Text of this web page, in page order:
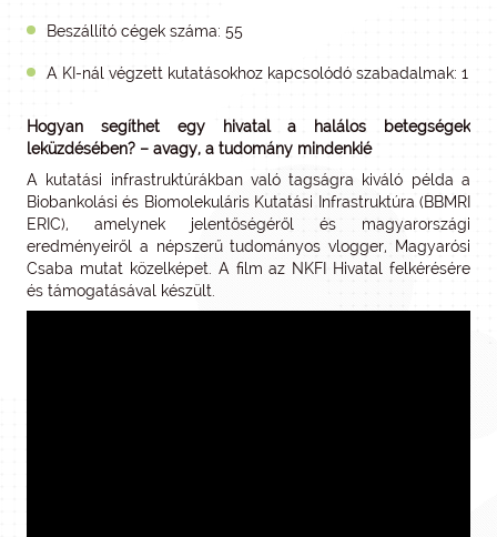
Beszállító cégek száma: 55
A KI-nál végzett kutatásokhoz kapcsolódó szabadalmak: 1
Hogyan segíthet egy hivatal a halálos betegségek
leküzdésében? – avagy, a tudomány mindenkié
A kutatási infrastruktúrákban való tagságra kiváló példa a
Biobankolási és Biomolekuláris Kutatási Infrastruktúra (BBMRI
ERIC), amelynek jelentőségéről és magyarországi
eredményeiről a népszerű tudományos vlogger, Magyarósi
Csaba mutat közelképet. A film az NKFI Hivatal felkérésére
és támogatásával készült.